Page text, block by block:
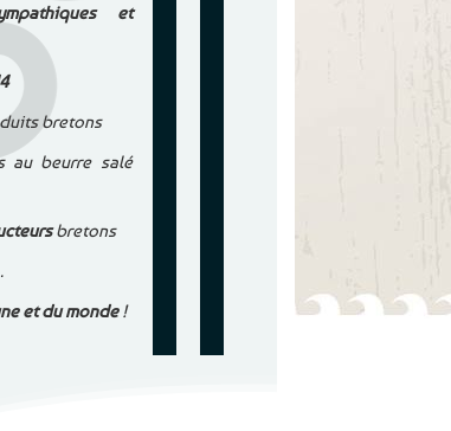
et
bretons
au beurre salé
bretons
et du monde!